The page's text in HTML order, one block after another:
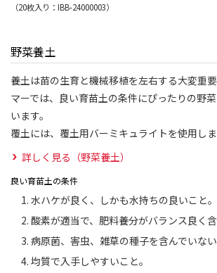
（20枚入り：IBB-24000003）
野菜養土
養土は苗の生育と機械移植を左右する大変重
マーでは、良い育苗土の条件にぴったりの野
います。
覆土には、覆土用バーミキュライトを使用しま
詳しく見る（野菜養土）
良い育苗土の条件
水ハケが良く、しかも水持ちの良いこと。
酸素が適当で、肥料養分がバランス良く含
病原菌、害虫、雑草の種子を含んでいない
均質で入手しやすいこと。